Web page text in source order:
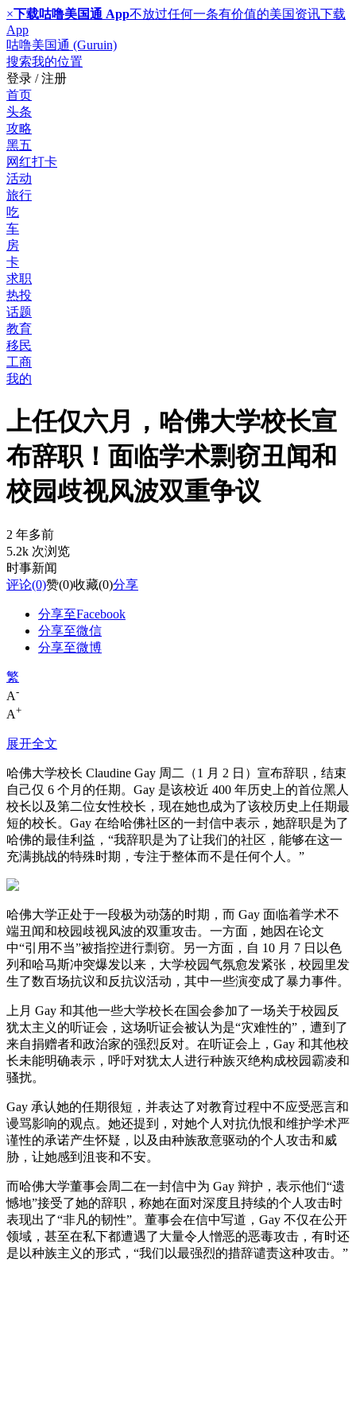
×下载咕噜美国通 App不放过任何一条有价值的美国资讯下载
App
咕噜美国通 (Guruin)
搜索我的位置
登录 / 注册
首页
头条
攻略
黑五
网红打卡
活动
旅行
吃
车
房
卡
求职
热投
话题
教育
移民
工商
我的
上任仅六月，哈佛大学校长宣
布辞职！面临学术剽窃丑闻和
校园歧视风波双重争议
2 年多前
5.2k 次浏览
时事新闻
评论(0)赞(0)收藏(0)分享
分享至Facebook
分享至微信
分享至微博
繁
A-
A+
展开全文
哈佛大学校长 Claudine Gay 周二（1 月 2 日）宣布辞职，结束
自己仅 6 个月的任期。Gay 是该校近 400 年历史上的首位黑人
校长以及第二位女性校长，现在她也成为了该校历史上任期最
短的校长。Gay 在给哈佛社区的一封信中表示，她辞职是为了
哈佛的最佳利益，“我辞职是为了让我们的社区，能够在这一
充满挑战的特殊时期，专注于整体而不是任何个人。”
哈佛大学正处于一段极为动荡的时期，而 Gay 面临着学术不
端丑闻和校园歧视风波的双重攻击。一方面，她因在论文
中“引用不当”被指控进行剽窃。另一方面，自 10 月 7 日以色
列和哈马斯冲突爆发以来，大学校园气氛愈发紧张，校园里发
生了数百场抗议和反抗议活动，其中一些演变成了暴力事件。
上月 Gay 和其他一些大学校长在国会参加了一场关于校园反
犹太主义的听证会，这场听证会被认为是“灾难性的”，遭到了
来自捐赠者和政治家的强烈反对。在听证会上，Gay 和其他校
长未能明确表示，呼吁对犹太人进行种族灭绝构成校园霸凌和
骚扰。
Gay 承认她的任期很短，并表达了对教育过程中不应受恶言和
谩骂影响的观点。她还提到，对她个人对抗仇恨和维护学术严
谨性的承诺产生怀疑，以及由种族敌意驱动的个人攻击和威
胁，让她感到沮丧和不安。
而哈佛大学董事会周二在一封信中为 Gay 辩护，表示他们“遗
憾地”接受了她的辞职，称她在面对深度且持续的个人攻击时
表现出了“非凡的韧性”。董事会在信中写道，Gay 不仅在公开
领域，甚至在私下都遭遇了大量令人憎恶的恶毒攻击，有时还
是以种族主义的形式，“我们以最强烈的措辞谴责这种攻击。”